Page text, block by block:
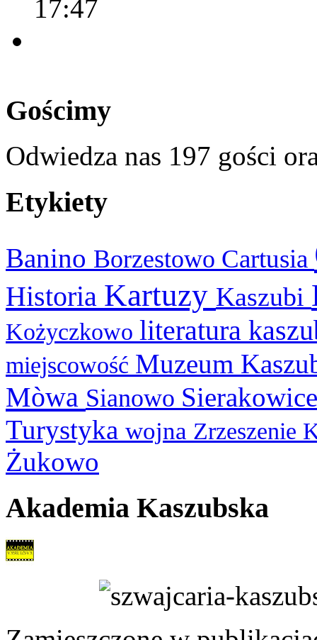
17:47
Gościmy
Odwiedza nas 197 gości
Etykiety
Banino Borzestowo Cartusia
Historia Kartuzy Kaszubi
Kożyczkowo literatura
miejscowość Muzeum
Mòwa Sianowo
Turystyka wojna Zrzeszenie
Żukowo
Akademia Kaszubska